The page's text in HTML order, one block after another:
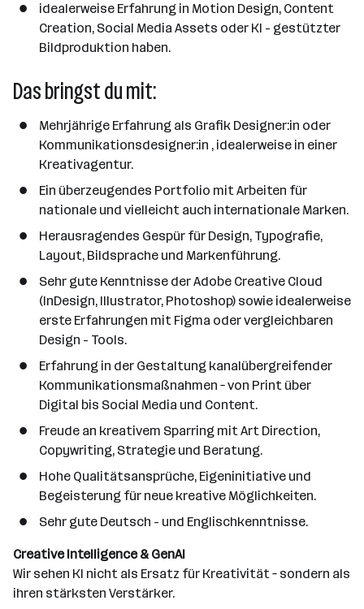
idealerweise Erfahrung in Motion Design, Content
Creation, Social Media Assets oder KI - gestützter
Bildproduktion haben.
Das bringst du mit:
Mehrjährige Erfahrung als Grafik Designer:in oder
Kommunikationsdesigner:in , idealerweise in einer
Kreativagentur.
Ein überzeugendes Portfolio mit Arbeiten für
nationale und vielleicht auch internationale Marken.
Herausragendes Gespür für Design, Typografie,
Layout, Bildsprache und Markenführung.
Sehr gute Kenntnisse der Adobe Creative Cloud
(InDesign, Illustrator, Photoshop) sowie idealerweise
erste Erfahrungen mit Figma oder vergleichbaren
Design - Tools.
Erfahrung in der Gestaltung kanalübergreifender
Kommunikationsmaßnahmen – von Print über
Digital bis Social Media und Content.
Freude an kreativem Sparring mit Art Direction,
Copywriting, Strategie und Beratung.
Hohe Qualitätsansprüche, Eigeninitiative und
Begeisterung für neue kreative Möglichkeiten.
Sehr gute Deutsch - und Englischkenntnisse.
Creative Intelligence & GenAI
Wir sehen KI nicht als Ersatz für Kreativität – sondern als
ihren stärksten Verstärker.